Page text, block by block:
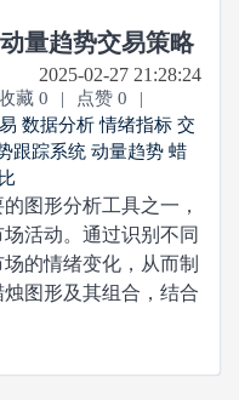
量趋势交易策略
2025-02-27 21:28:24
藏 0 | 点赞 0
|
数据分析 情绪指标 交
跟踪系统 动量趋势 蜡
图形分析工具之一，
活动。通过识别不同
的情绪变化，从而制
图形及其组合，结合